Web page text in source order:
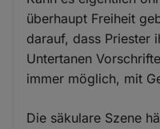
überhaupt Freiheit
darauf, dass Priester
Untertanen
immer möglich, mit
Die säkulare Szene